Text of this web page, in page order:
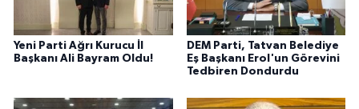
Yeni Parti Ağrı Kurucu İl
Başkanı Ali Bayram Oldu!
DEM Parti, Tatvan Belediye
Eş Başkanı Erol'un Görevini
Tedbiren Dondurdu